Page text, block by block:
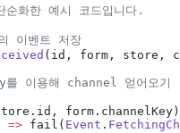
화한 예시 코드입니다.
이벤트 저장
(id, form, store,
이용해 channel 얻어오기
form.channelKey)
=> fail( Event .